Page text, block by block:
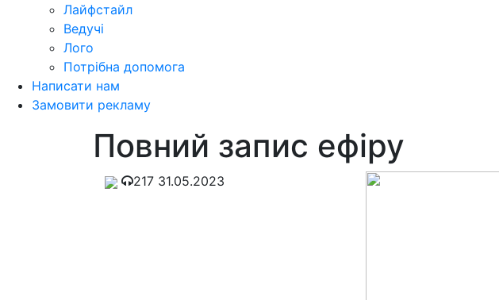
Лайфстайл
Ведучі
Лого
Потрібна допомога
Написати нам
Замовити рекламу
Повний запис ефіру
217 31.05.2023